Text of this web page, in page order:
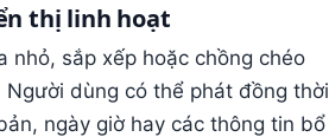
thị linh hoạt
nhỏ, sắp xếp hoặc chồng chéo
dùng có thể phát đồng thời
ngày giờ hay các thông tin bổ